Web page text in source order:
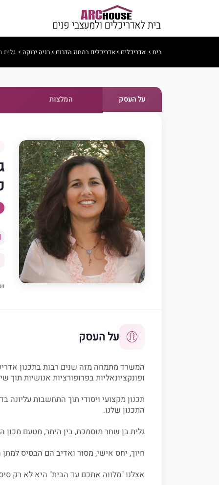
בית אדריכלים אדריכלים במחוז הדרום בניה ירוקה גלית
על העסק המלצות
על העסק
המשרד מתמחה מזה שנים רבות בתכנון
ופונקציונאליות בפרופורציות אנושיות
תכנון מקצועי ויסודי תוך התחשבות עליונה
התכנון שלנו.
גלית בן שחר מוסמכת, בין היתר, מטעם מכון
חיוך, יחס אישי, מסור ואדיב הם הבסיס
אצלנו "מלווה אתכם עד הבית" היא לא רק